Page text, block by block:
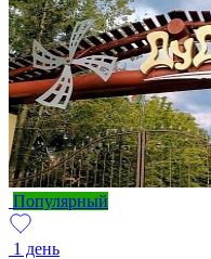
Популярный
1 день